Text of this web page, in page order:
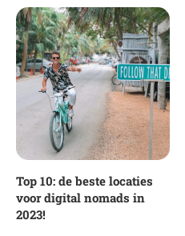
Top 10: de beste locaties
voor digital nomads in
2023!